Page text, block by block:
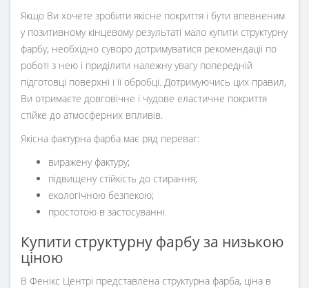
Якщо Ви хочете зробити якісне покриття і бути впевненим
у позитивному кінцевому результаті мало купити структурну
фарбу, необхідно суворо дотримуватися рекомендації по
роботі з нею і приділити належну увагу попередній
підготовці поверхні і її обробці. Дотримуючись цих правил,
Ви отримаєте довговічне і чудове еластичне покриття
стійке до атмосферних впливів.
Якісна фактурна фарба має ряд переваг:
виражену фактуру;
підвищену стійкість до стирання;
екологічною безпекою;
простотою в застосуванні.
Купити структурну фарбу за низькою
ціною
В Фенікс Центрі представлена ​​структурна фарба, ціна в